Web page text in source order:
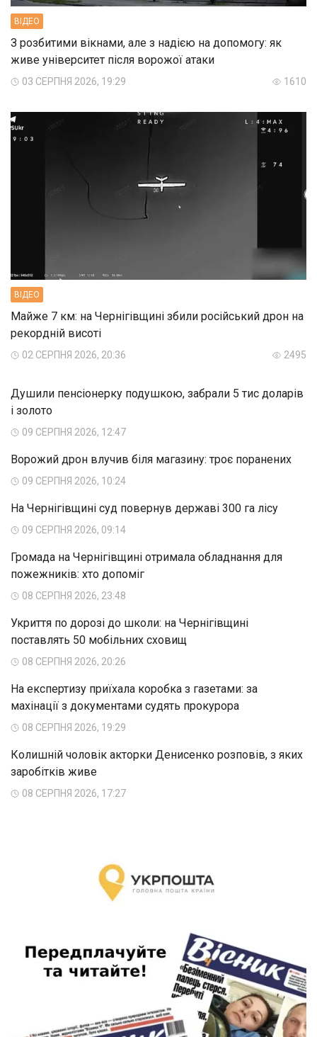
ВIДЕО
З розбитими вікнами, але з надією на допомогу: як
живе університет після ворожої атаки
03 СЕРПНЯ 2026, 19:29 1610
ВIДЕО
Майже 7 км: на Чернігівщині збили російський дрон на
рекордній висоті
02 СЕРПНЯ 2026, 20:36 2495
Душили пенсіонерку подушкою, забрали 5 тис доларів
і золото
09 СЕРПНЯ 2026, 12:47
Ворожий дрон влучив біля магазину: троє поранених
09 СЕРПНЯ 2026, 10:24
На Чернігівщині суд повернув державі 300 га лісу
09 СЕРПНЯ 2026, 09:14
Громада на Чернігівщині отримала обладнання для
пожежників: хто допоміг
08 СЕРПНЯ 2026, 23:48
Укриття по дорозі до школи: на Чернігівщині
поставлять 50 мобільних сховищ
08 СЕРПНЯ 2026, 20:26
На експертизу приїхала коробка з газетами: за
махінації з документами судять прокурора
08 СЕРПНЯ 2026, 19:29
Колишній чоловік акторки Денисенко розповів, з яких
заробітків живе
08 СЕРПНЯ 2026, 17:27